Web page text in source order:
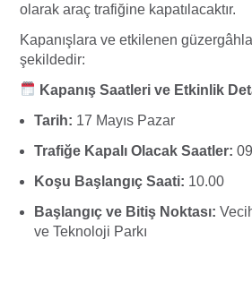
olarak araç trafiğine kapatılacaktır.
Kapanışlara ve etkilenen
şekildedir:
Kapanış Saatleri ve Etkinlik
Tarih: 17 Mayıs Pazar
Trafiğe Kapalı Olacak Saatler:
Koşu Başlangıç Saati: 10.00
Başlangıç ve Bitiş Noktası:
ve Teknoloji Parkı